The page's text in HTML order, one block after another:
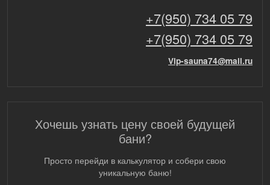
+7(950) 734 05 79
+7(950) 734 05 79
Vip-sauna74@mail.ru
Хочешь узнать цену своей будущей
бани?
Просто перейди в калькулятор и собери свою
уникальную баню!